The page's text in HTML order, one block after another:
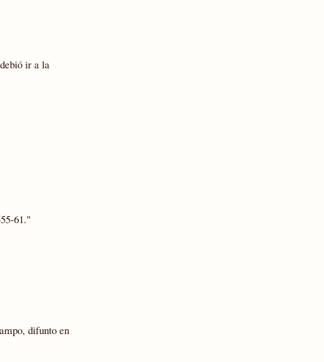
ir a la
61."
difunto en